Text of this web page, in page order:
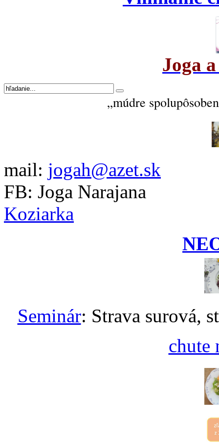
Joga
„múdre
mail: jogah@azet.sk
FB: Joga Narajana
Koziarka
Seminár: Strava surová,
chute